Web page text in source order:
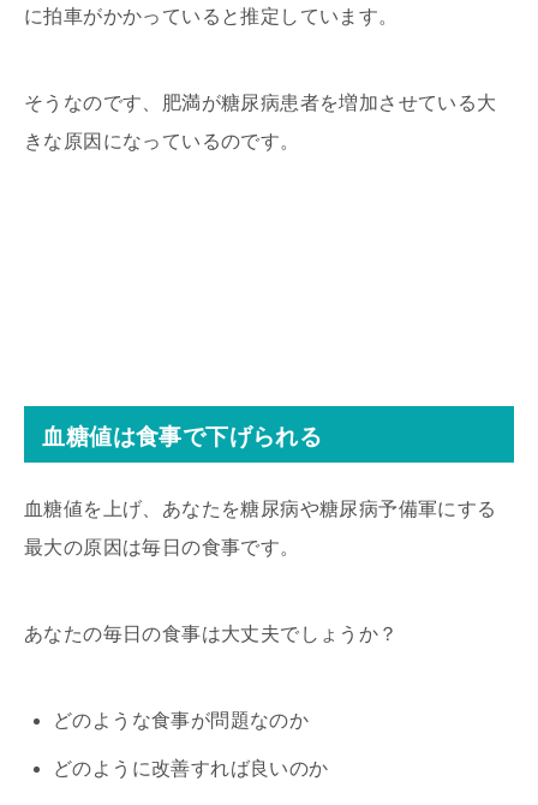
に拍車がかかっていると推定しています。
そうなのです、肥満が糖尿病患者を増加させている大
きな原因になっているのです。
血糖値は食事で下げられる
血糖値を上げ、あなたを糖尿病や糖尿病予備軍にする
最大の原因は毎日の食事です。
あなたの毎日の食事は大丈夫でしょうか？
どのような食事が問題なのか
どのように改善すれば良いのか